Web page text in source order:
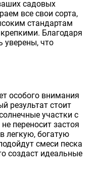
садовых
все свои сорта,
стандартам
Благодаря
уверены, что
особого внимания
результат стоит
участки с
переносит застоя
легкую, богатую
смеси песка
создаст идеальные